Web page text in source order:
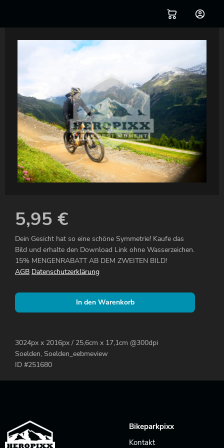
5,95 €
Dein Gesicht hat so eine schöne Symmetrie! Kaufe das
Bild und erhalte den Download Link ohne Wasserzeichen.
15% MENGENRABATT AB DEM ZWEITEN BILD!
AGB Datenschutzerklärung
In den Warenkorb
3024px x 2016px / 25,6cm x 17,1cm @300dpi
Soelden, Soelden_eebmeview
ID #251680
Bikeparkpixx
Kontakt